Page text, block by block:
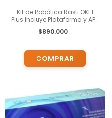
Kit de Robótica Rasti OKI 1
Plus Incluye Plataforma y APP
$890.000